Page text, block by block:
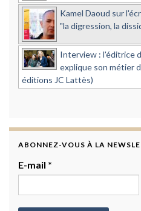
Kamel Daoud sur
"la digression, la
Interview : l'éditrice
explique son métier
éditions JC Lattès)
ABONNEZ-VOUS À LA
E-mail *